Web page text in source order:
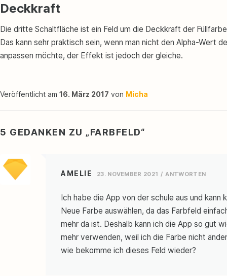
Deckkraft
Die dritte Schaltfläche ist ein Feld um die Deckkraft der
Das kann sehr praktisch sein, wenn man nicht den Alpha-Wert
anpassen möchte, der Effekt ist jedoch der gleiche.
Veröffentlicht am 16. März 2017 von Micha
5 GEDANKEN ZU „FARBFELD“
AMELIE 23. NOVEMBER 2021 ANTWORTEN
Ich habe die App von der schule aus und kann
Neue Farbe auswählen, da das Farbfeld
mehr da ist. Deshalb kann ich die App so gut
mehr verwenden, weil ich die Farbe nicht
wie bekomme ich dieses Feld wieder?